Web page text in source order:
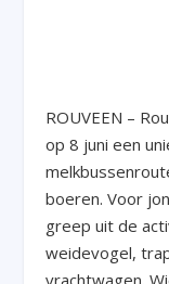
ROUVEEN –
op 8 juni een
boeren. Voor
greep uit de
weidevogel,
vrachtwagen.